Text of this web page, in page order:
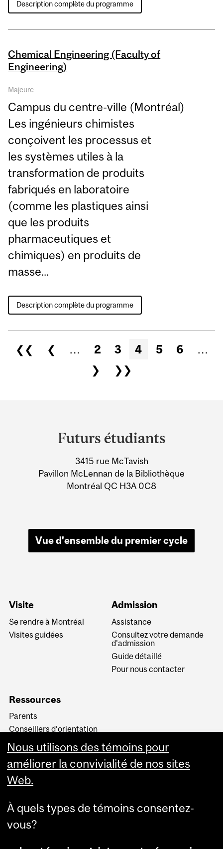
Description complète du programme
Chemical Engineering (Faculty of
Engineering)
Majeure
Campus du centre-ville (Montréal)
Les ingénieurs chimistes
conçoivent les processus et
les systèmes utiles à la
transformation de produits
fabriqués en laboratoire
(comme les plastiques ainsi
que les produits
pharmaceutiques et
chimiques) en produits de
masse...
Description complète du programme
Pages
❮❮ ❮ … 2 3 4 5 6
…
❯
❯❯
Information
Futurs étudiants
3415 rue McTavish
Pavillon McLennan de la Bibliothèque
Montréal QC H3A 0C8
Vue d'ensemble du premier cycle
Visite
Se rendre à Montréal
Visites guidées
Admission
Assistance
Consultez votre demande
d'admission
Guide détaillé
Pour nous contacter
Ressources
Parents
Conseillers d’orientation
Candidats acceptés
Nous utilisons des témoins pour
améliorer la convivialité de nos sites
Web.
À quels types de témoins consentez-
vous?